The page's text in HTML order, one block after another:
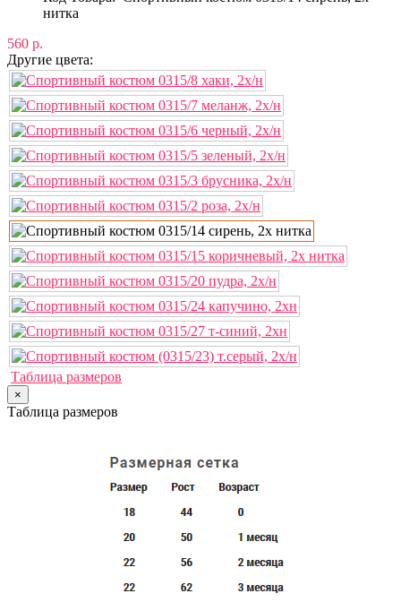
нитка
560 р.
Другие цвета:
Таблица размеров
×
Таблица размеров